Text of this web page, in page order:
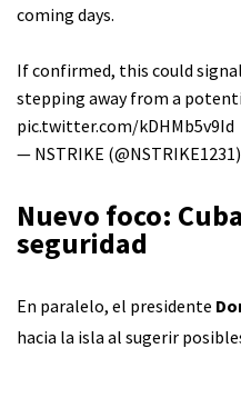
coming days.
If confirmed, this could
stepping away from a
pic.twitter.com/kDHMb5v9Id
— NSTRIKE (@NSTRIKE1231)
Nuevo foco:
seguridad
En paralelo, el presidente
hacia la isla al sugerir